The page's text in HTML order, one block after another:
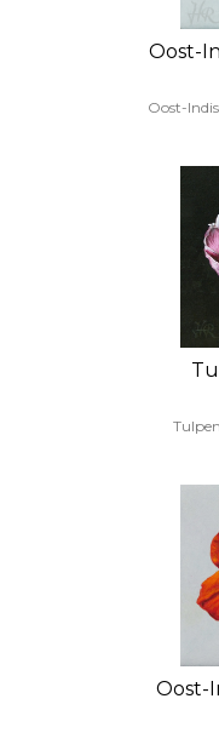
Oost-
Oost-
Oost-